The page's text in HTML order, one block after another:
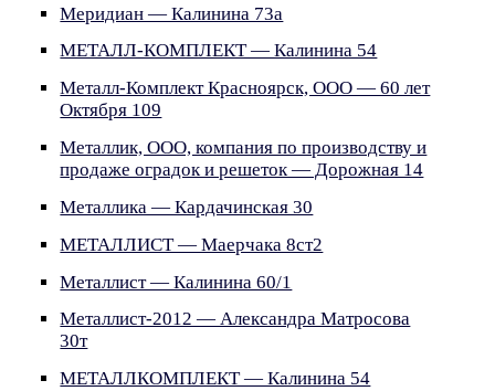
Меридиан — Калинина 73а
МЕТАЛЛ-КОМПЛЕКТ — Калинина 54
Металл-Комплект Красноярск, ООО — 60 лет
Октября 109
Металлик, ООО, компания по производству и
продаже оградок и решеток — Дорожная 14
Металлика — Кардачинская 30
МЕТАЛЛИСТ — Маерчака 8ст2
Металлист — Калинина 60/1
Металлист-2012 — Александра Матросова
30т
МЕТАЛЛКОМПЛЕКТ — Калинина 54